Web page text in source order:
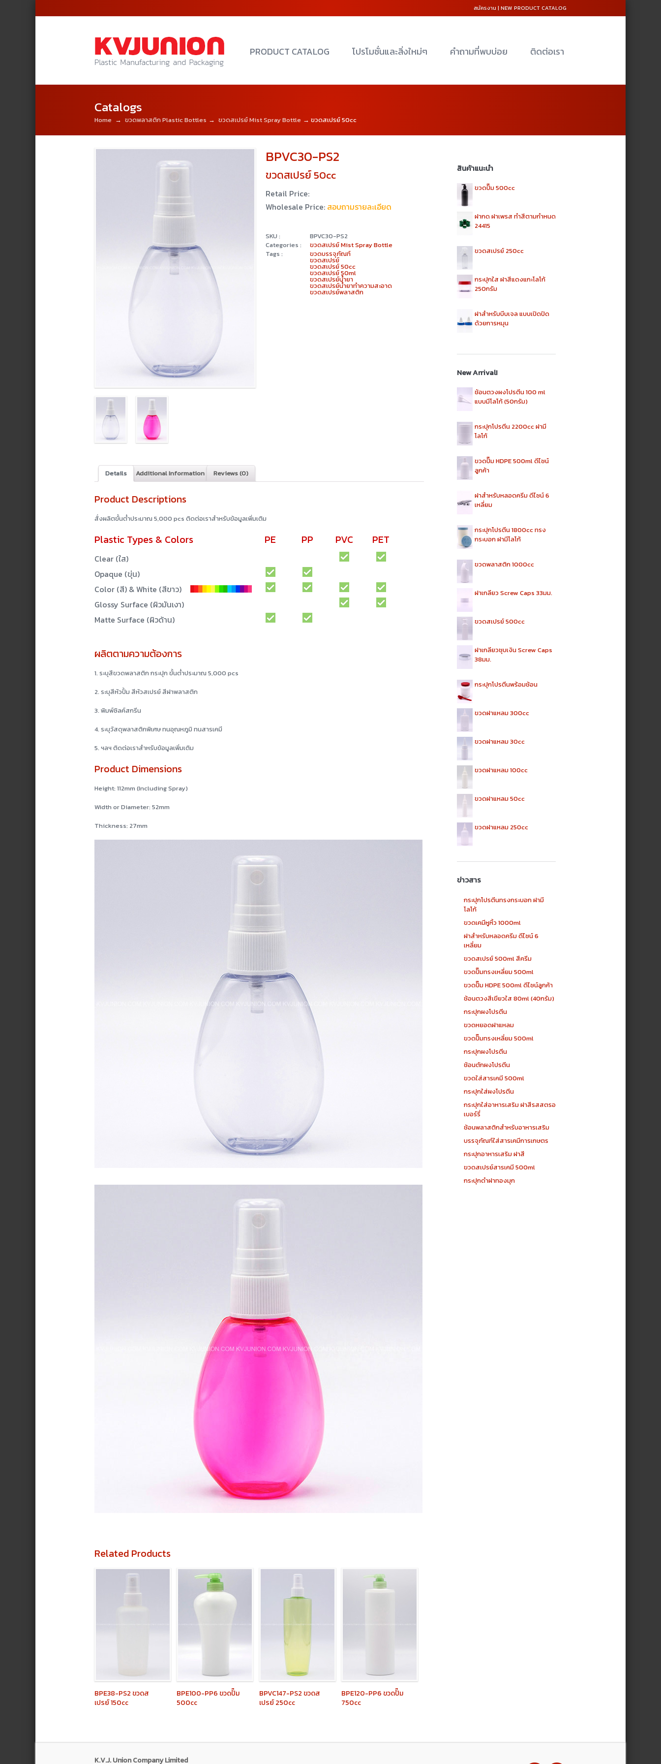
สมัครงาน | NEW PRODUCT CATALOG
PRODUCT CATALOG โปรโมชั่นและสิ่งใหม่ๆ คำถามที่พบบ่อย ติดต่อเรา
Catalogs
Home → ขวดพลาสติก Plastic Bottles → ขวดสเปรย์ Mist Spray Bottle → ขวดสเปรย์ 50cc
BPVC30-PS2
ขวดสเปรย์ 50cc
Retail Price:
Wholesale Price: สอบถามรายละเอียด
SKU :
BPVC30-PS2
Categories :
ขวดสเปรย์ Mist Spray Bottle
Tags :
ขวดบรรจุภัณฑ์
ขวดสเปรย์
ขวดสเปรย์ 50cc
ขวดสเปรย์ 50ml
ขวดสเปรย์น้ำยา
ขวดสเปรย์น้ำยาทำความสะอาด
ขวดสเปรย์พลาสติก
Details Additional Information Reviews (0)
Product Descriptions
สั่งผลิตขั้นต่ำประมาณ 5,000 pcs ติดต่อเราสำหรับข้อมูลเพิ่มเติม
Plastic Types & Colors PE PP PVC PET
Clear (ใส)
Opaque (ขุ่น)
Color (สี) & White (สีขาว)
Glossy Surface (ผิวมันเงา)
Matte Surface (ผิวด้าน)
ผลิตตามความต้องการ
1. ระบุสีขวดพลาสติก กระปุก ขั้นต่ำประมาณ 5,000 pcs
2. ระบุสีหัวปั้ม สีหัวสเปรย์ สีฝาพลาสติก
3. พิมพ์ซิลค์สกรีน
4. ระบุวัสดุพลาสติกพิเศษ ทนอุณหภูมิ ทนสารเคมี
5. ฯลฯ ติดต่อเราสำหรับข้อมูลเพิ่มเติม
Product Dimensions
Height: 112mm (Including Spray)
Width or Diameter: 52mm
Thickness: 27mm
Related Products
BPE38-PS2 ขวดส
เปรย์ 150cc
BPE100-PP6 ขวดปั๊ม
500cc
BPVC147-PS2 ขวดส
เปรย์ 250cc
BPE120-PP6 ขวดปั๊ม
750cc
สินค้าแนะนำ
ขวดปั๊ม 500cc
ฝากด ฝาเพรส ทำสีตามกำหนด
24415
ขวดสเปรย์ 250cc
กระปุกใส ฝาสีแดงแกะโลโก้
250กรัม
ฝาสำหรับบีบเจล แบบเปิดปิด
ด้วยการหมุน
New Arrival!
ช้อนตวงผงโปรตีน 100 ml
แบบมีโลโก้ (50กรัม)
กระปุกโปรตีน 2200cc ฝามี
โลโก้
ขวดปั๊ม HDPE 500ml ดีไซน์
ลูกค้า
ฝาสำหรับหลอดครีม ดีไซน์ 6
เหลี่ยม
กระปุกโปรตีน 1800cc ทรง
กระบอก ฝามีโลโก้
ขวดพลาสติก 1000cc
ฝาเกลียว Screw Caps 33มม.
ขวดสเปรย์ 500cc
ฝาเกลียวชุบเงิน Screw Caps
38มม.
กระปุกโปรตีนพร้อมช้อน
ขวดฝาแหลม 300cc
ขวดฝาแหลม 30cc
ขวดฝาแหลม 100cc
ขวดฝาแหลม 50cc
ขวดฝาแหลม 250cc
ข่าวสาร
กระปุกโปรตีนทรงกระบอก ฝามี
โลโก้
ขวดเคมีหูหิ้ว 1000ml
ฝาสำหรับหลอดครีม ดีไซน์ 6
เหลี่ยม
ขวดสเปรย์ 500ml สีครีม
ขวดปั๊มทรงเหลี่ยม 500ml
ขวดปั๊ม HDPE 500ml ดีไซน์ลูกค้า
ช้อนตวงสีเขียวใส 80ml (40กรัม)
กระปุกผงโปรตีน
ขวดหยอดฝาแหลม
ขวดปั๊มทรงเหลี่ยม 500ml
กระปุกผงโปรตีน
ช้อนตักผงโปรตีน
ขวดใส่สารเคมี 500ml
กระปุกใส่ผงโปรตีน
กระปุกใส่อาหารเสริม ฝาสีรสสตรอ
เบอร์รี่
ช้อนพลาสติกสำหรับอาหารเสริม
บรรจุภัณฑ์ใส่สารเคมีการเกษตร
กระปุกอาหารเสริม ฝาสี
ขวดสเปรย์สารเคมี 500ml
กระปุกดำฝาทองมุก
K.V.J. Union Company Limited